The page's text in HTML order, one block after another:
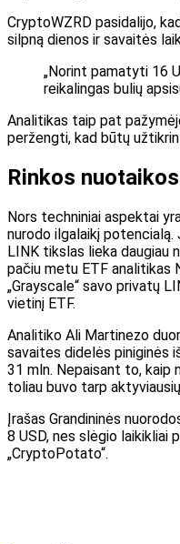
CryptoWZRD pasidalijo,
silpną dienos ir savaitės
„Norint pamatyti 16
reikalingas bulių
Analitikas taip pat
peržengti, kad būtų
Rinkos
Nors techniniai aspektai
nurodo ilgalaikį potencialą.
LINK tikslas lieka daugiau
pačiu metu ETF analitikas
„Grayscale“ savo privatų
vietinį ETF.
Analitiko Ali Martinezo
savaites didelės piniginės
31 mln. Nepaisant to, kaip
toliau buvo tarp
Įrašas Grandininės
8 USD, nes slėgio laikikliai
„CryptoPotato“.